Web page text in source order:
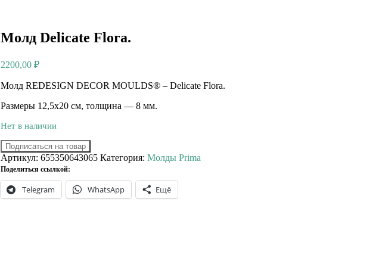
Молд Delicate Flora.
2200,00 ₽
Молд REDESIGN DECOR MOULDS® – Delicate Flora.
Размеры 12,5х20 см, толщина — 8 мм.
Нет в наличии
Подписаться на товар
Артикул: 655350643065 Категория: Молды Prima
Поделиться ссылкой:
Telegram WhatsApp Ещё